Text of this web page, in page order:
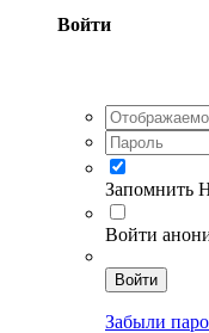
Войти
Запомнить
Войти
Войти
Забыли